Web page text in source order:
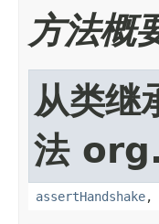
方法概
从类继
法
assertHandshake,